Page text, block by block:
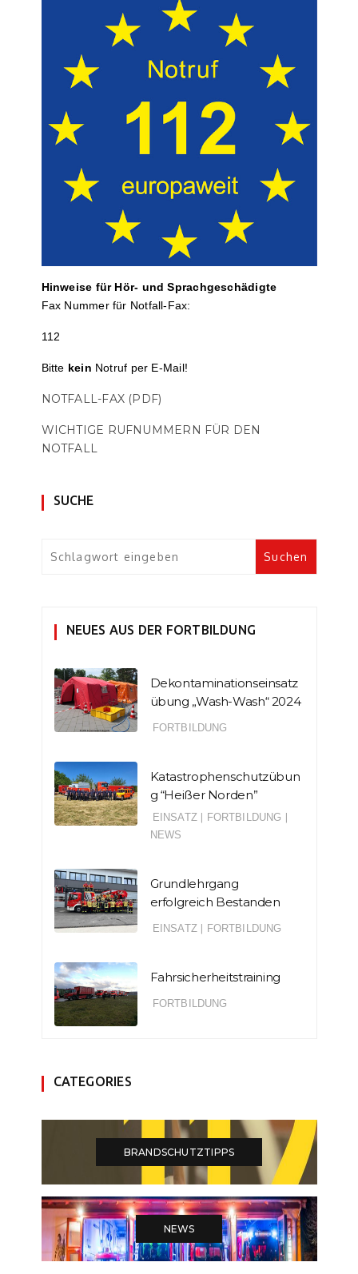
Hinweise für Hör- und Sprach­ge­schä­digte
Fax Nummer für Notfall-Fax:
112
Bitte kein Notruf per E-Mail!
NOTFALL-FAX (PDF)
WICHTIGE RUFNUMMERN FÜR DEN
NOTFALL
SUCHE
NEUES AUS DER FORTBILDUNG
Dekontaminationseinsatz
übung „Wash-Wash“ 2024
FORTBILDUNG
Katastrophenschutzübun
g “Heißer Norden”
EINSATZ FORTBILDUNG
NEWS
Grundlehrgang
erfolgreich Bestanden
EINSATZ FORTBILDUNG
Fahrsicherheitstraining
FORTBILDUNG
CATEGORIES
BRANDSCHUTZTIPPS
NEWS